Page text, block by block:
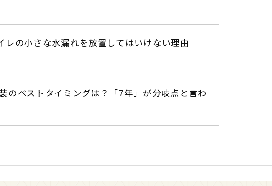
レの小さな水漏れを放置してはいけない理由
のベストタイミングは？「7年」が分岐点と言わ